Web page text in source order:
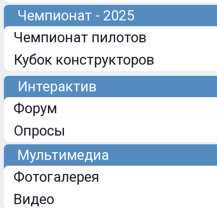
Чемпионат - 2025
Чемпионат пилотов
Кубок конструкторов
Интерактив
Форум
Опросы
Мультимедиа
Фотогалерея
Видео